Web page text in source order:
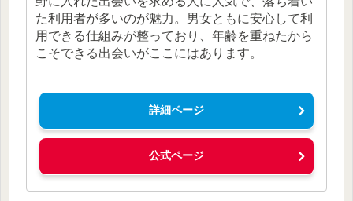
た利用者が多いのが魅力。男女ともに安心して利
用できる仕組みが整っており、年齢を重ねたから
こそできる出会いがここにはあります。
詳細ページ
公式ページ